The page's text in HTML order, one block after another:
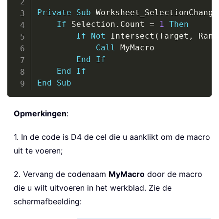
Private Sub Worksheet_SelectionChange
If Selection . Count = 1 Then
If
Not Intersect (Target ,
Call MyMacro
End
If
End
If
End
Sub
Opmerkingen:
1. In de code is D4 de cel die u aanklikt om de macro
uit te voeren;
2. Vervang de codenaam MyMacro door de macro
die u wilt uitvoeren in het werkblad. Zie de
schermafbeelding: